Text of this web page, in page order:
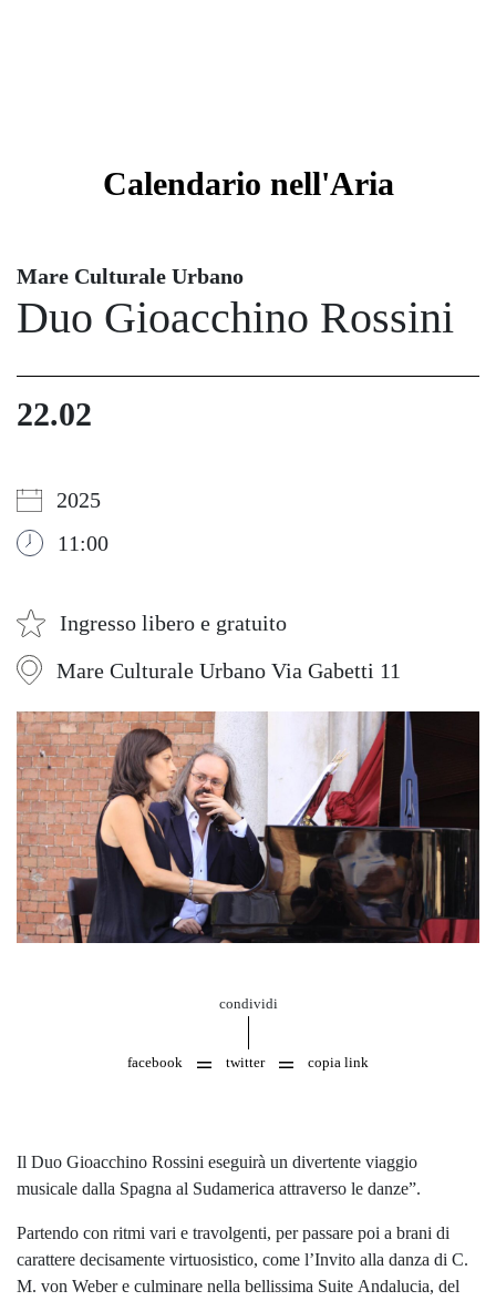
Calendario nell'Aria
Mare Culturale Urbano
Duo Gioacchino Rossini
22.02
2025
11:00
Ingresso libero e gratuito
Mare Culturale Urbano Via Gabetti 11
condividi
facebook twitter copia link
Il Duo Gioacchino Rossini eseguirà un divertente viaggio
musicale dalla Spagna al Sudamerica attraverso le danze”.
Partendo con ritmi vari e travolgenti, per passare poi a brani di
carattere decisamente virtuosistico, come l’Invito alla danza di C.
M. von Weber e culminare nella bellissima Suite Andalucia, del